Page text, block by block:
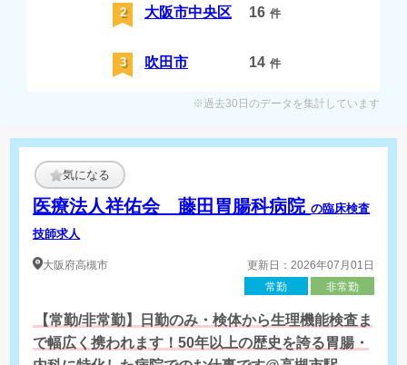
2 大阪市中央区 16 件
3 吹田市 14 件
※過去30日のデータを集計しています
気になる
医療法人祥佑会 藤田胃腸科病院の臨床検査
技師求人
大阪府高槻市
更新日：2026年07月01日
常勤
非常勤
【常勤/非常勤】日勤のみ・検体から生理機能検査ま
で幅広く携われます！50年以上の歴史を誇る胃腸・